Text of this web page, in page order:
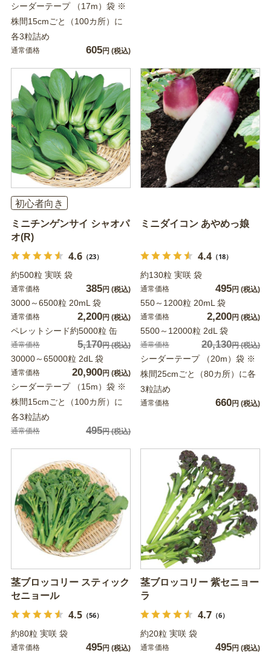
シーダーテープ （17m）袋 ※
株間15cmごと（100カ所）に
各3粒詰め
通常価格 605円 (税込)
初心者向き
ミニチンゲンサイ シャオパ
オ(R)
4.6（23）
約500粒 実咲 袋
通常価格 385円 (税込)
3000～6500粒 20mL 袋
通常価格 2,200円 (税込)
ペレットシード約5000粒 缶
通常価格 5,170円(税込)
30000～65000粒 2dL 袋
通常価格 20,900円 (税込)
シーダーテープ （15m）袋 ※
株間15cmごと（100カ所）に
各3粒詰め
通常価格 495円(税込)
ミニダイコン あやめっ娘
4.4（18）
約130粒 実咲 袋
通常価格 495円 (税込)
550～1200粒 20mL 袋
通常価格 2,200円 (税込)
5500～12000粒 2dL 袋
通常価格 20,130円(税込)
シーダーテープ （20m）袋 ※
株間25cmごと（80カ所）に各
3粒詰め
通常価格 660円 (税込)
茎ブロッコリー スティック
セニョール
4.5（56）
約80粒 実咲 袋
通常価格 495円 (税込)
茎ブロッコリー 紫セニョー
ラ
4.7（6）
約20粒 実咲 袋
通常価格 495円 (税込)